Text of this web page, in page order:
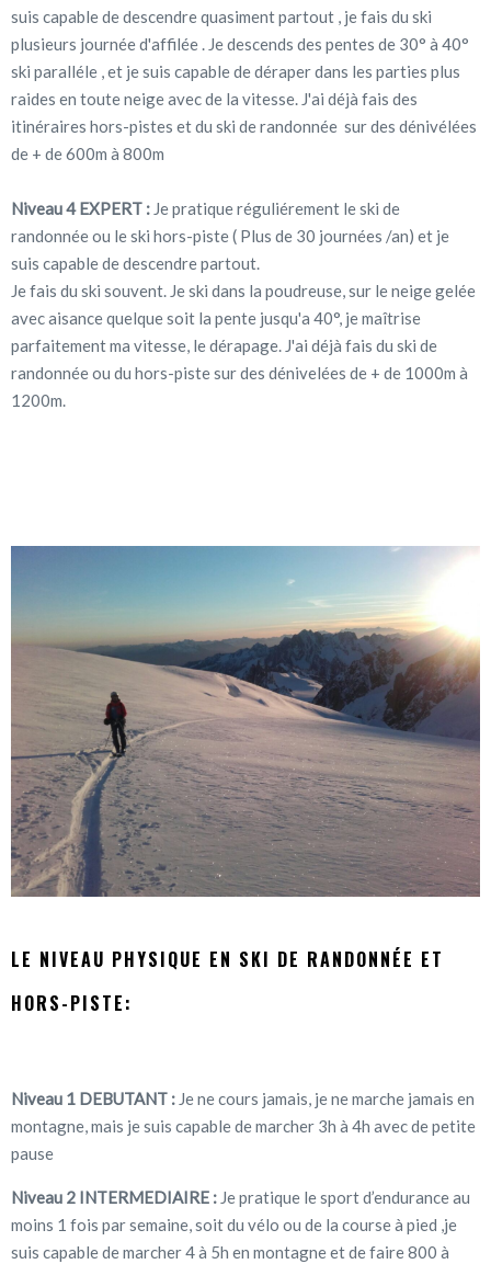
suis capable de descendre quasiment partout , je fais du ski
plusieurs journée d'affilée . Je descends des pentes de 30° à 40°
ski paralléle , et je suis capable de déraper dans les parties plus
raides en toute neige avec de la vitesse. J'ai déjà fais des
itinéraires hors-pistes et du ski de randonnée sur des dénivélées
de + de 600m à 800m
Niveau 4 EXPERT : Je pratique réguliérement le ski de
randonnée ou le ski hors-piste ( Plus de 30 journées /an) et je
suis capable de descendre partout.
Je fais du ski souvent. Je ski dans la poudreuse, sur le neige gelée
avec aisance quelque soit la pente jusqu'a 40°, je maîtrise
parfaitement ma vitesse, le dérapage. J'ai déjà fais du ski de
randonnée ou du hors-piste sur des dénivelées de + de 1000m à
1200m.
LE NIVEAU PHYSIQUE EN SKI DE RANDONNÉE ET
HORS-PISTE:
Niveau 1 DEBUTANT : Je ne cours jamais, je ne marche jamais en
montagne, mais je suis capable de marcher 3h à 4h avec de petite
pause
Niveau 2 INTERMEDIAIRE : Je pratique le sport d’endurance au
moins 1 fois par semaine, soit du vélo ou de la course à pied ,je
suis capable de marcher 4 à 5h en montagne et de faire 800 à